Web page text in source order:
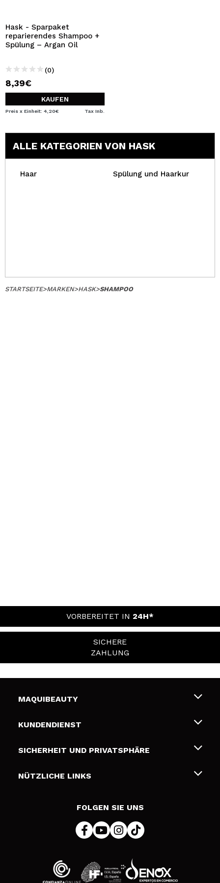
Durch die Erstellung eines Kontos bei Maquillalia.de
können Sie Ihre Einkäufe schnell tätigen, den Status Ihrer
BENUTZERKONTO ERSTELLEN
Hask - Sparpaket
reparierendes Shampoo +
Spülung – Argan Oil
(0)
8,39€
KAUFEN
Preis x Einheit: 4,20€ Tax Inb.
ALLE KATEGORIEN VON HASK
Haar Spülung und Haarkur
STARTSEITE>MARKEN>HASK>SHAMPOO
VORBEREITET IN 24H*
SICHERE
ZAHLUNG
MAQUIBEAUTY
Über uns
Geschenkkarten
KUNDENDIENST
Liefer- und Versandkosten
Zahlung
SICHERHEIT UND PRIVATSPHÄRE
Bedingungen und Datenschutz
NÜTZLICHE LINKS
FOLGEN SIE UNS